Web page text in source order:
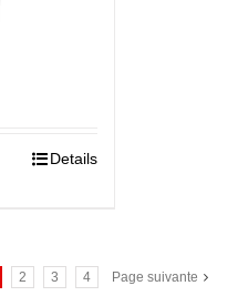
Details
2 3 4 Page suivante